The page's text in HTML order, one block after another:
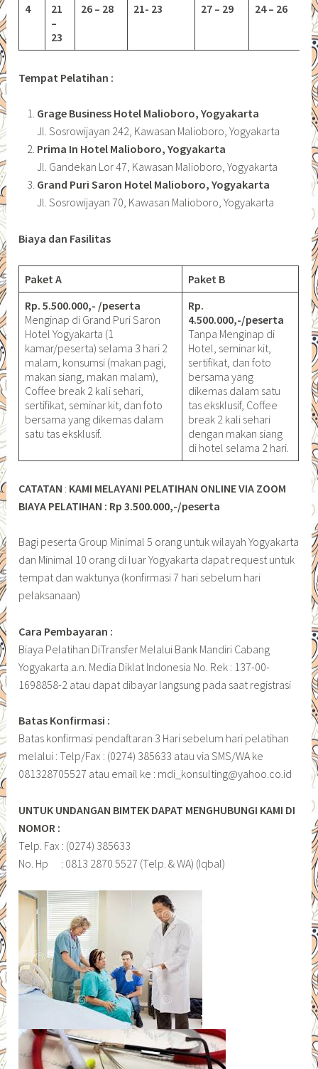
4
21
–
23
26 – 28 21- 23 27 – 29 24 – 26
Tempat Pelatihan :
Grage Business Hotel Malioboro, Yogyakarta
Jl. Sosrowijayan 242, Kawasan Malioboro, Yogyakarta
Prima In Hotel Malioboro, Yogyakarta
Jl. Gandekan Lor 47, Kawasan Malioboro, Yogyakarta
Grand Puri Saron Hotel Malioboro, Yogyakarta
Jl. Sosrowijayan 70, Kawasan Malioboro, Yogyakarta
Biaya dan Fasilitas
Paket A
Paket B
Rp. 5.500.000,- /peserta
Menginap di Grand Puri Saron
Hotel Yogyakarta (1
kamar/peserta) selama 3 hari 2
malam, konsumsi (makan pagi,
makan siang, makan malam),
Coffee break 2 kali sehari,
sertifikat, seminar kit, dan foto
bersama yang dikemas dalam
satu tas eksklusif.
Rp.
4.500.000,-/peserta
Tanpa Menginap di
Hotel, seminar kit,
sertifikat, dan foto
bersama yang
dikemas dalam satu
tas eksklusif, Coffee
break 2 kali sehari
dengan makan siang
di hotel selama 2 hari.
CATATAN : KAMI MELAYANI PELATIHAN ONLINE VIA ZOOM
BIAYA PELATIHAN : Rp 3.500.000,-/peserta
Bagi peserta Group Minimal 5 orang untuk wilayah Yogyakarta
dan Minimal 10 orang di luar Yogyakarta dapat request untuk
tempat dan waktunya (konfirmasi 7 hari sebelum hari
pelaksanaan)
Cara Pembayaran :
Biaya Pelatihan DiTransfer Melalui Bank Mandiri Cabang
Yogyakarta a.n. Media Diklat Indonesia No. Rek : 137-00-
1698858-2 atau dapat dibayar langsung pada saat registrasi
Batas Konfirmasi :
Batas konfirmasi pendaftaran 3 Hari sebelum hari pelatihan
melalui : Telp/Fax : (0274) 385633 atau via SMS/WA ke
081328705527 atau email ke : mdi_konsulting@yahoo.co.id
UNTUK UNDANGAN BIMTEK DAPAT MENGHUBUNGI KAMI DI
NOMOR :
Telp. Fax : (0274) 385633
No. Hp : 0813 2870 5527 (Telp. & WA) (Iqbal)